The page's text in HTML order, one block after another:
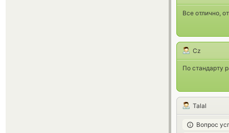
Все отлично,
Cz
По стандарту
Talal
Вопрос